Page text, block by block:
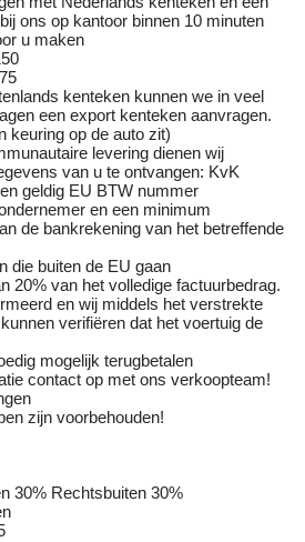
ons op kantoor binnen 10 minuten
u maken
kenteken kunnen we in veel
een export kenteken aanvragen.
keuring op de auto zit)
levering dienen wij
van u te ontvangen: KvK
geldig EU BTW nummer
en een minimum
de bankrekening van het betreffende
die buiten de EU gaan
20% van het volledige factuurbedrag.
en wij middels het verstrekte
verifiëren dat het voertuig de
mogelijk terugbetalen
contact op met ons verkoopteam!
zijn voorbehouden!
30% Rechtsbuiten 30%